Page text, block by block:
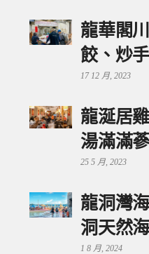
龍華閣
餃、炒
17 12 月, 2023
龍涎居
湯滿滿
25 5 月, 2023
龍洞灣
洞天然
1 8 月, 2024